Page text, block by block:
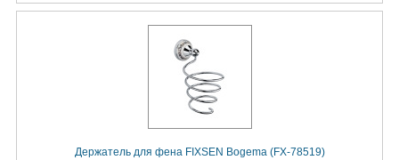
Держатель для фена FIXSEN Bogema (FX-78519)